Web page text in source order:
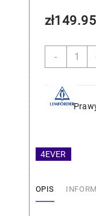
4EVER
zł149.95
-
ilość
-
OPIS